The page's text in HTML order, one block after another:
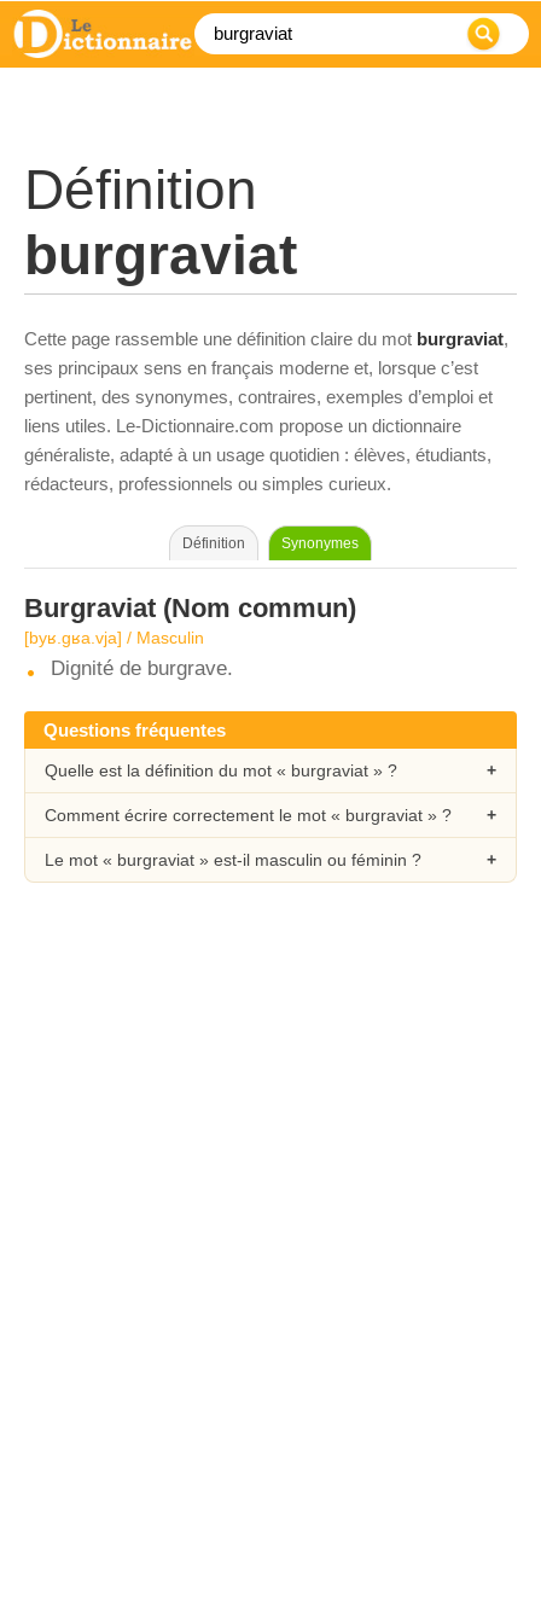
Définition
burgraviat
Cette page rassemble une définition claire du mot burgraviat,
ses principaux sens en français moderne et, lorsque c’est
pertinent, des synonymes, contraires, exemples d’emploi et
liens utiles. Le-Dictionnaire.com propose un dictionnaire
généraliste, adapté à un usage quotidien : élèves, étudiants,
rédacteurs, professionnels ou simples curieux.
Définition Synonymes
Burgraviat (Nom commun)
[byʁ.ɡʁa.vja] / Masculin
Dignité de burgrave.
Questions fréquentes
Quelle est la définition du mot « burgraviat » ?
Comment écrire correctement le mot « burgraviat » ?
Le mot « burgraviat » est-il masculin ou féminin ?